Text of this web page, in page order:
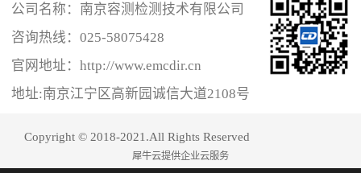
公司名称：南京容测检测技术有限公司
咨询热线： 025-58075428
官网地址：http://www.emcdir.cn
地址:南京江宁区高新园诚信大道2108号
Copyright © 2018-2021.All Rights Reserved
犀牛云提供企业云服务